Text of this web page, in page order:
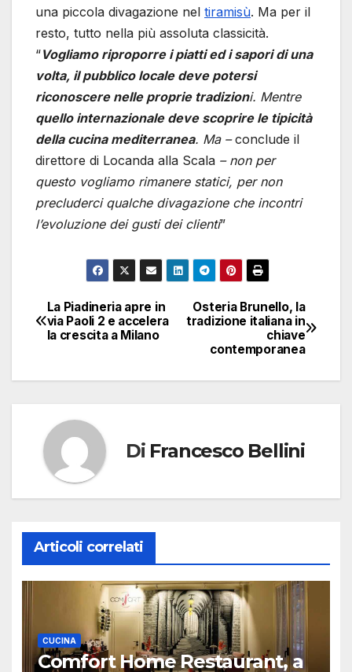
una piccola divagazione nel tiramisù. Ma per il
resto, tutto nella più assoluta classicità.
“Vogliamo riproporre i piatti ed i sapori di una
volta, il pubblico locale deve potersi
riconoscere nelle proprie tradizioni. Mentre
quello internazionale deve scoprire le tipicità
della cucina mediterranea. Ma –conclude il
direttore di Locanda alla Scala – non per
questo vogliamo rimanere statici, per non
precluderci qualche divagazione che incontri
l’evoluzione dei gusti dei clienti”
Navigazione
articoli
Osteria Brunello, la
tradizione italiana in
chiave
contemporanea
La Piadineria apre in
via Paoli 2 e accelera
la crescita a Milano
Di Francesco Bellini
Articoli correlati
CUCINA
Comfort Home Restaurant, a